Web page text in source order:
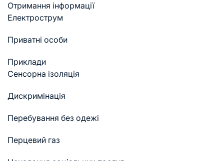
Отримання інформації
Електрострум
Приватні особи
Приклади
Cенсорна ізоляція
Дискримінація
Перебування без одежі
Перцевий газ